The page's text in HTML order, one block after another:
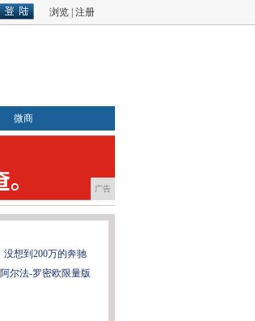
浏览 注册
微商
广告
没想到200万的奔驰
阿尔法-罗密欧限量版